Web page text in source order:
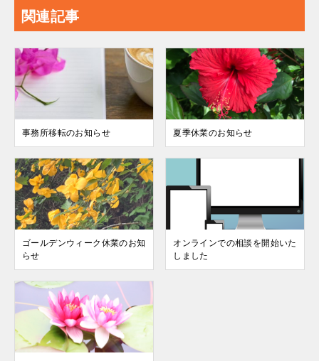
関連記事
事務所移転のお知らせ 夏季休業のお知らせ
ゴールデンウィーク休業のお知
らせ
オンラインでの相談を開始いた
しました